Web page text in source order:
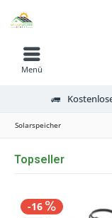
Menü
Solarspeicher
Topseller
-16